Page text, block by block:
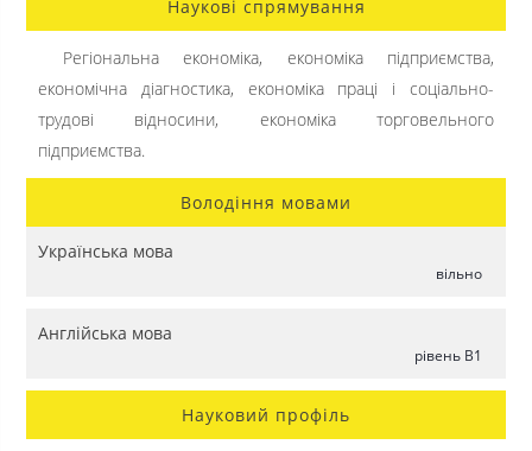
Наукові спрямування
Регіональна економіка, економіка підприємства,
економічна діагностика, економіка праці і соціально-
трудові відносини, економіка торговельного
підприємства.
Володіння мовами
Українська мова
вільно
Англійська мова
рівень B1
Науковий профіль